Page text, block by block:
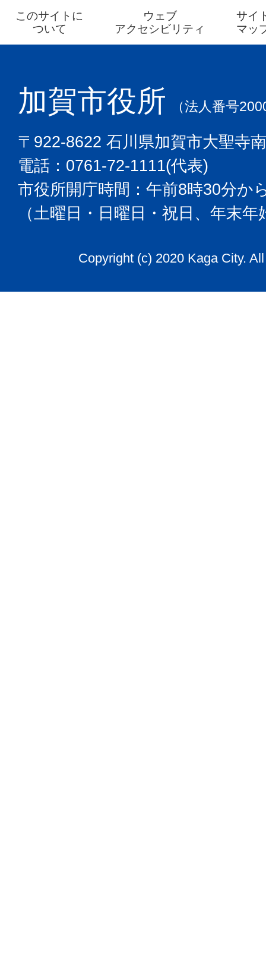
このサイトに
ついて
ウェブ
アクセシビリティ
サイ
マッ
加賀市役所 （法人番号
〒922-8622 石川県加賀市大聖寺
電話：0761-72-1111(代表)
市役所開庁時間：午前8時30分か
（土曜日・日曜日・祝日、年末
Copyright (c) 2020 Kaga City.